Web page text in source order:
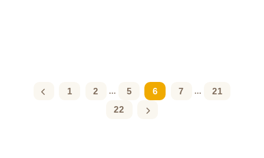
1 2 ... 5 6 7 ...
21
22